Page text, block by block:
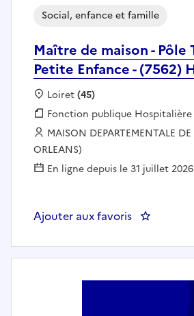
Maître de maison - Pôle
Petite Enfance - (7562)
Social, enfance et famille
Localisation :
Loiret(45)
Fonction publique :
Fonction publique Hospitalière
Employeur :
MAISON DEPARTEMENTALE
ORLEANS)
En ligne depuis le 31 juillet 2026
Ajouter aux favoris